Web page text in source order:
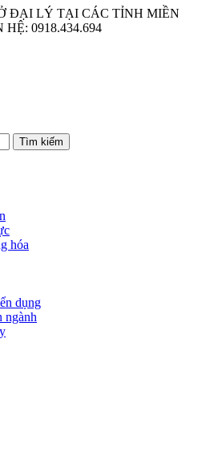
ĐẠI LÝ TẠI CÁC TỈNH MIỀN
0918.434.694
hóa
dụng
ngành